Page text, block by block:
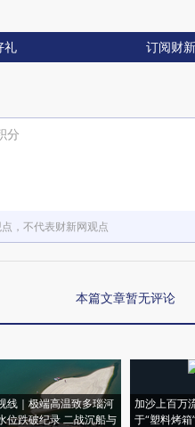
礼 订阅财
分
，不代表财新网观点
本篇文章暂无评论
线｜极端高温致多瑙河
位跌破纪录 二战沉船与
加沙上百万
于“塑料烤箱